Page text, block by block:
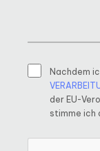
Nachdem
der EU-
stimme ich